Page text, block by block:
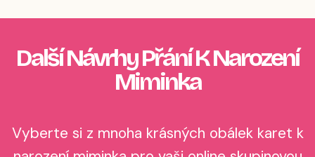
Další Návrhy Přání K Narození
Miminka
Vyberte si z mnoha krásných obálek karet k